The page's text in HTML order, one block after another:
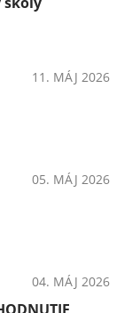
11. MÁJ 2026
05. MÁJ 2026
04. MÁJ 2026